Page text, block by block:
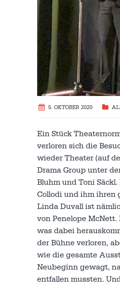
5. OKTOBER 2020
Ein Stück
verloren sich die
wieder Theater (auf
Drama Group unter
Bluhm und Toni
Collodi und ihm ihren
Linda Duvall ist
von Penelope
was dabei
der Bühne verloren,
wie die gesamte
Neubeginn gewagt,
entfallen mussten.